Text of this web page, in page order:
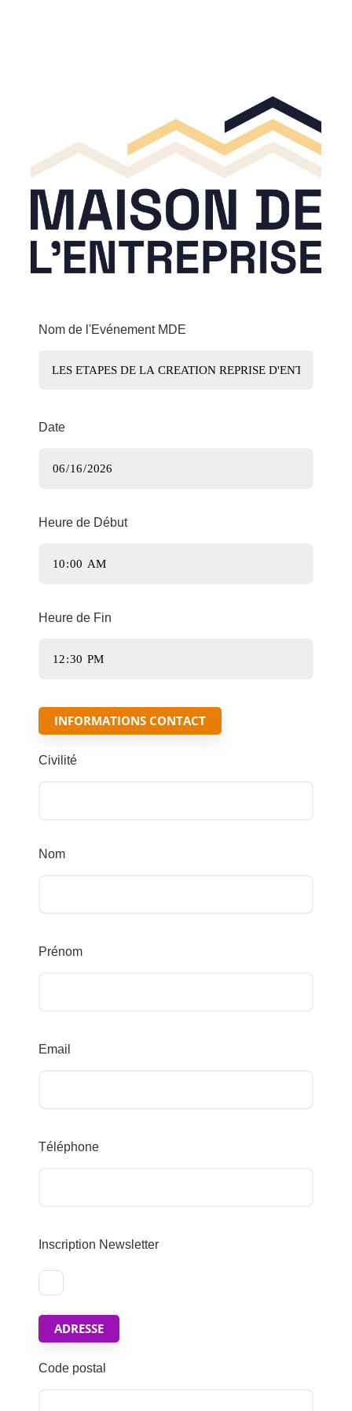
Nom de l'Evénement MDE
Date
Heure de Début
Heure de Fin
INFORMATIONS CONTACT
Civilité
Nom
Prénom
Email
Téléphone
Inscription Newsletter
ADRESSE
Code postal